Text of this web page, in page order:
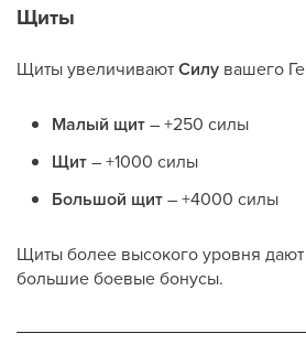
Щиты
Щиты увеличиваютСилу вашего
Малый щит– +250 силы
Щит– +1000 силы
Большой щит– +4000 силы
Щиты более высокого уровня дают
большие боевые бонусы.